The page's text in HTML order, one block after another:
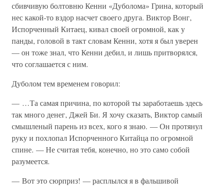
сбивчивую болтовню Кенни «Дуболома» Грина, который
нес какой-то вздор насчет своего друга. Виктор Вонг,
Испорченный Китаец, кивал своей огромной, как у
панды, головой в такт словам Кенни, хотя я был уверен
— он тоже знал, что Кенни дебил, и лишь притворялся,
что соглашается с ним.
Дуболом тем временем говорил:
— …Та самая причина, по которой ты заработаешь здесь
так много денег, Джей Би. Я хочу сказать, Виктор самый
смышленый парень из всех, кого я знаю. — Он протянул
руку и похлопал Испорченного Китайца по огромной
спине. — Не считая тебя, конечно, но это само собой
разумеется.
— Вот это сюрприз! — расплылся я в фальшивой